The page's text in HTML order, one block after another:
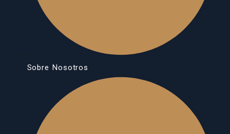
Sobre Nosotros